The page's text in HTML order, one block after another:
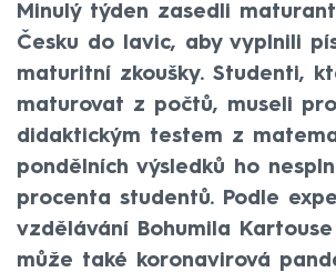
Minulý týden zasedli
Česku do lavic, aby vyplnili
maturitní zkoušky. Studenti,
maturovat z počtů, museli
didaktickým testem z
pondělních výsledků ho
procenta studentů. Podle
vzdělávání Bohumila
může také koronavirová